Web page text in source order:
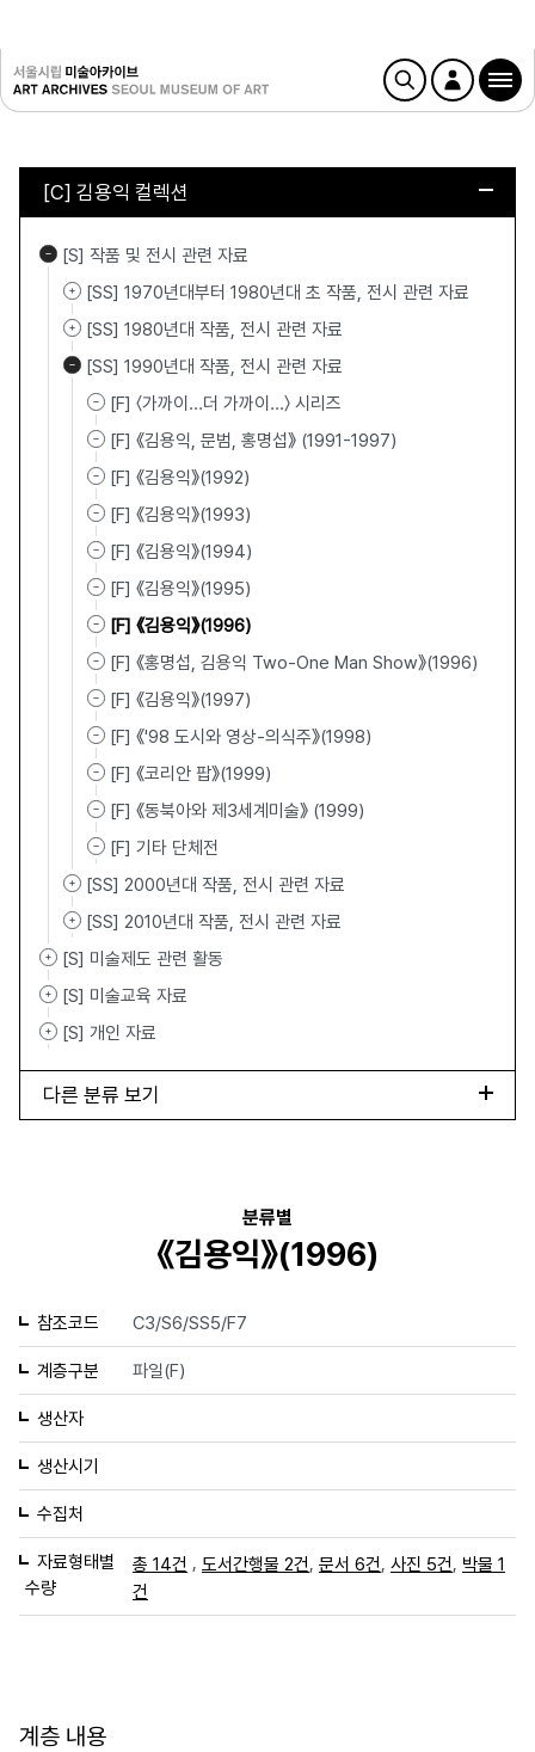
[C] 김용익 컬렉션
[S] 작품 및 전시 관련 자료
[SS] 1970년대부터 1980년대 초 작품, 전시 관련 자료
[SS] 1980년대 작품, 전시 관련 자료
[SS] 1990년대 작품, 전시 관련 자료
[F] 〈가까이…더 가까이…〉 시리즈
[F] 《김용익, 문범, 홍명섭》 (1991-1997)
[F] 《김용익》(1992)
[F] 《김용익》(1993)
[F] 《김용익》(1994)
[F] 《김용익》(1995)
[F] 《김용익》(1996)
[F] 《홍명섭, 김용익 Two-One Man Show》(1996)
[F] 《김용익》(1997)
[F] 《'98 도시와 영상-의식주》(1998)
[F] 《코리안 팝》(1999)
[F] 《동북아와 제3세계미술》 (1999)
[F] 기타 단체전
[SS] 2000년대 작품, 전시 관련 자료
[SS] 2010년대 작품, 전시 관련 자료
[S] 미술제도 관련 활동
[S] 미술교육 자료
[S] 개인 자료
다른 분류 보기
분류별
《김용익》(1996)
참조코드 C3/S6/SS5/F7
계층구분 파일(F)
생산자
생산시기
수집처
자료형태별
수량
총 14건 , 도서간행물 2건 문서 6건 사진 5건
박물 1
건
계층 내용